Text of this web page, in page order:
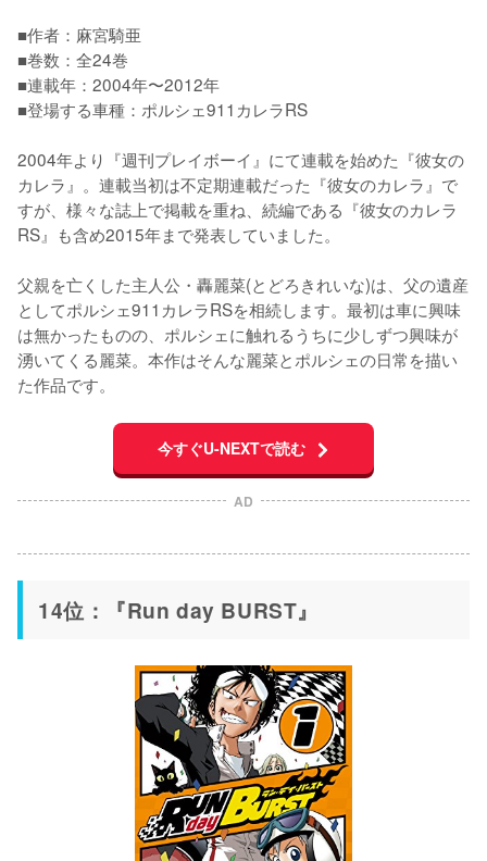
■作者：麻宮騎亜
■巻数：全24巻
■連載年：2004年〜2012年
■登場する車種：ポルシェ911カレラRS
2004年より『週刊プレイボーイ』にて連載を始めた『彼女の
カレラ』。連載当初は不定期連載だった『彼女のカレラ』で
すが、様々な誌上で掲載を重ね、続編である『彼女のカレラ
RS』も含め2015年まで発表していました。
父親を亡くした主人公・轟麗菜(とどろきれいな)は、父の遺産
としてポルシェ911カレラRSを相続します。最初は車に興味
は無かったものの、ポルシェに触れるうちに少しずつ興味が
湧いてくる麗菜。本作はそんな麗菜とポルシェの日常を描い
た作品です。
今すぐU-NEXTで読む
AD
14位：『Run day BURST』